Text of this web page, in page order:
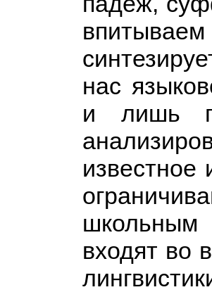
нас
и лишь
известное
входят во